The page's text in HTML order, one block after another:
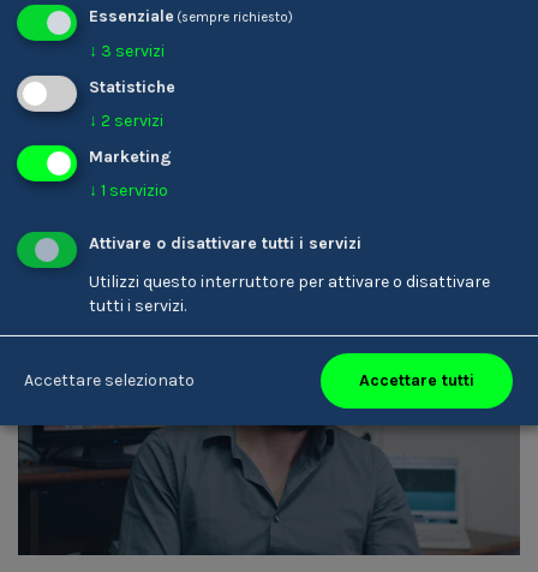
Armin Rottensteiner
Tecnico/-a del suono
Essenziale (sempre richiesto)
↓ 3 servizi
Statistiche
↓ 2 servizi
Marketing
↓ 1 servizio
Attivare o disattivare tutti i servizi
Utilizzi questo interruttore per attivare o disattivare
tutti i servizi.
Accettare selezionato Accettare tutti